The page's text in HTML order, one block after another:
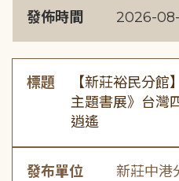
發佈時間 2026-
標題
【新莊裕民分館
主題書展》台灣
逍遙
發布單位 新莊中港